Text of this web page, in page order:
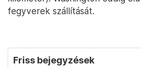
fegyverek szállítását.
Friss bejegyzések